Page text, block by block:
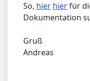
So, hier hierfür
Dokumentation
Gruß
Andreas